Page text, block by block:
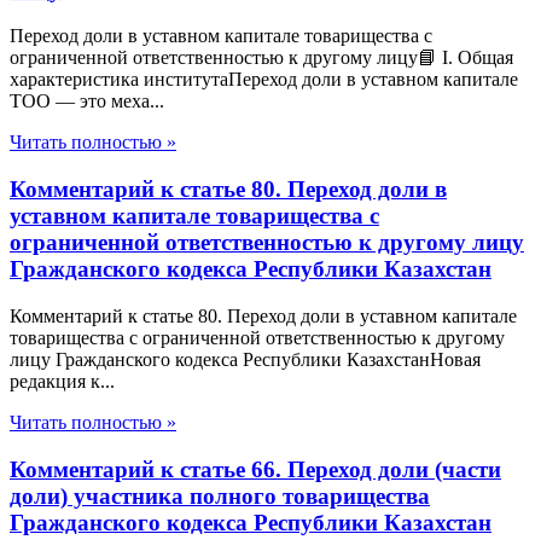
Переход доли в уставном капитале товарищества с
ограниченной ответственностью к другому лицу📘 I. Общая
характеристика институтаПереход доли в уставном капитале
ТОО — это меха...
Читать полностью »
Комментарий к статье 80. Переход доли в
уставном капитале товарищества с
ограниченной ответственностью к другому лицу
Гражданского кодекса Республики Казахстан
Комментарий к статье 80. Переход доли в уставном капитале
товарищества с ограниченной ответственностью к другому
лицу Гражданского кодекса Республики КазахстанНовая
редакция к...
Читать полностью »
Комментарий к статье 66. Переход доли (части
доли) участника полного товарищества
Гражданского кодекса Республики Казахстан